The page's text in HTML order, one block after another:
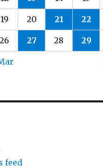
19 20 21 22
26 27 28 29
feed